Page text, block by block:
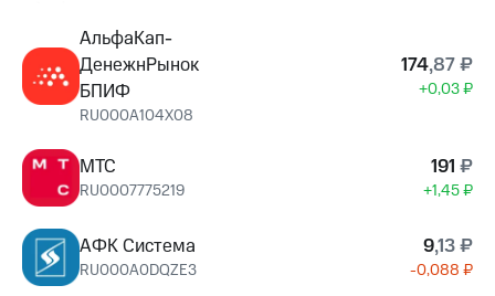
АльфаКап-
ДенежнРынок
БПИФ
RU000A104X08
174,87₽
+0,03 ₽
МТС
RU0007775219
191 ₽
+1,45 ₽
АФК Система
RU000A0DQZE3
9,13₽
-0,088 ₽